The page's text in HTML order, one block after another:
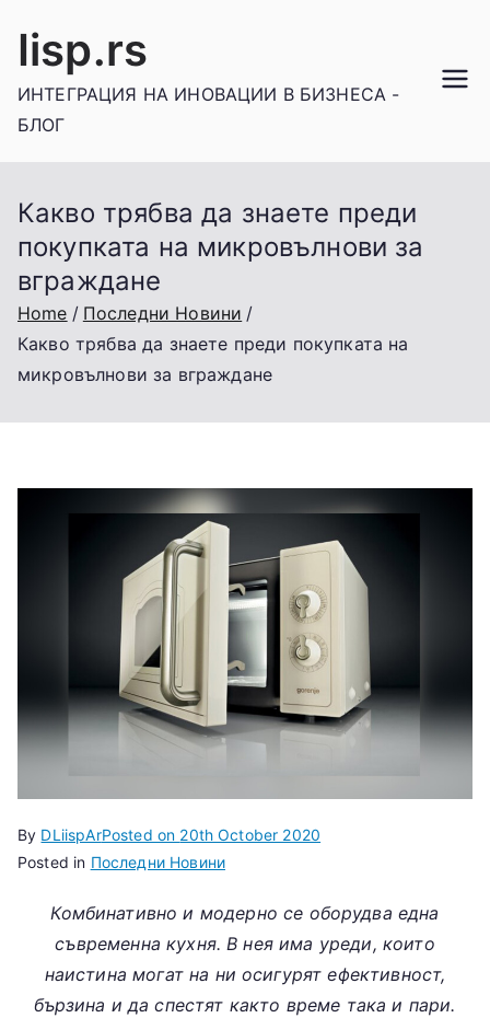
Iisp.rs
ИНТЕГРАЦИЯ НА ИНОВАЦИИ В БИЗНЕСА -
БЛОГ
Какво трябва да знаете преди
покупката на микровълнови за
вграждане
Home
Последни Новини
Какво трябва да знаете преди покупката на
микровълнови за вграждане
By DLiispArPosted on 20th October 2020
Posted in Последни Новини
Комбинативно и модерно се оборудва една
съвременна кухня. В нея има уреди, които
наистина могат на ни осигурят ефективност,
бързина и да спестят както време така и пари.